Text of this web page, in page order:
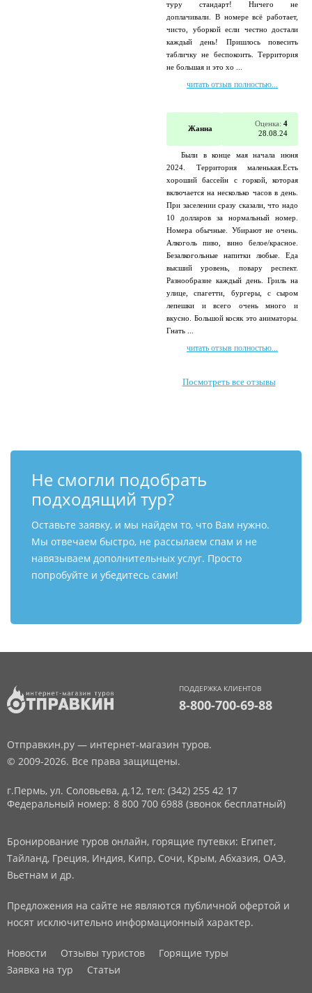
туру стандарт! Ничего не
доплачивали. В номере всё работает,
чисто, уборкой если честно достали
каждый день! Пришлось повесить
табличку не беспокоить. Территория
не большая и это хо ...
читать отзыв полностью...
Жанна
Оценка: 4
28.08.24
Были в конце мая начала июня
2024. Территория маленькая.Есть
хороший бассейн с горкой, которая
включается на несколько часов в день.
При заселении сразу сказали, что надо
10 долларов за нормальный номер.
Номера обычные. Убирают не очень.
Алкоголь пиво, вино белое/красное.
Безалкогольные напитки любые. Еда
высший уровень, повару респект.
Разнообразие каждый день. Гриль на
улице, спагетти, бургеры, с сыром
лепешки и всего очень много и
вкусно. Большой косяк это аниматоры.
Гнать ...
читать отзыв полностью...
Посмотреть все отзывы
Не смогли подобрать
подходящий тур?
Оставьте заявку, и мы найдем то, что Вам нужно.
Мы отвечаем быстро, не рассылаем спам и не
навязываем дополнительных услуг. Просто
попробуйте и убедитесь сами!
ПОДДЕРЖКА КЛИЕНТОВ
8-800-700-69-88
Отправкин.ру — интернет-магазин туров.
© 2009-2026. Все права защищены.
г.Пермь, ул. Соловьева, д.12, тел: (342) 255 42 17
Федеральный номер: 8 800 700 6988 (звонок бесплатный)
Бронирование туров онлайн, горящие путевки: Египет,
Тайланд, Греция, Индия, Кипр, Сочи, Крым, Абхазия, ОАЭ,
Вьетнам и др.
Предложения на сайте не являются публичной офертой и
носят исключительно информационный характер.
Новости Отзывы туристов
Горящие туры
Заявка на тур
Статьи